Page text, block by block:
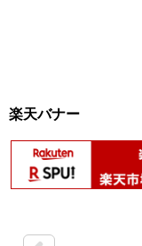
楽天バナー